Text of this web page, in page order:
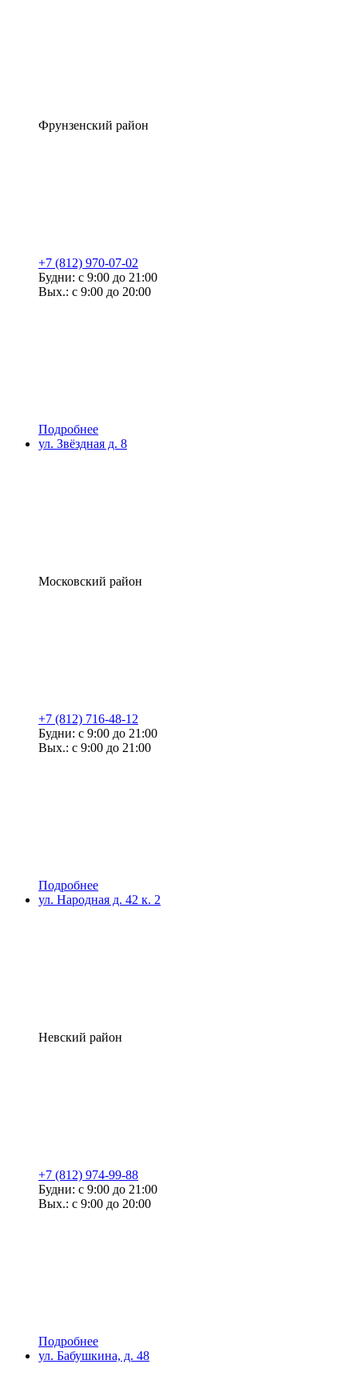
Фрунзенский район
+7 (812) 970-07-02
Будни: с 9:00 до 21:00
Вых.: с 9:00 до 20:00
Подробнее
ул. Звёздная д. 8
Московский район
+7 (812) 716-48-12
Будни: с 9:00 до 21:00
Вых.: с 9:00 до 21:00
Подробнее
ул. Народная д. 42 к. 2
Невский район
+7 (812) 974-99-88
Будни: с 9:00 до 21:00
Вых.: с 9:00 до 20:00
Подробнее
ул. Бабушкина, д. 48